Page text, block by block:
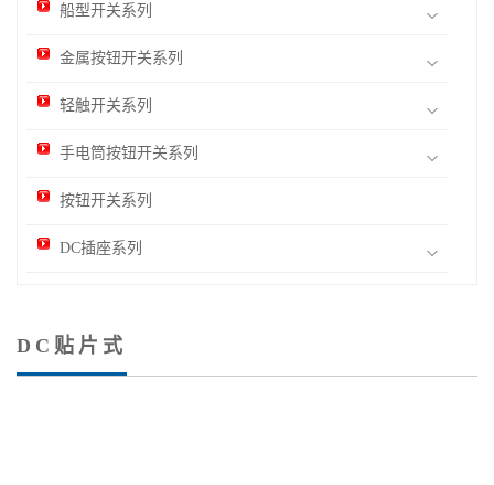
船型开关系列
金属按钮开关系列
轻触开关系列
手电筒按钮开关系列
按钮开关系列
DC插座系列
DC贴片式